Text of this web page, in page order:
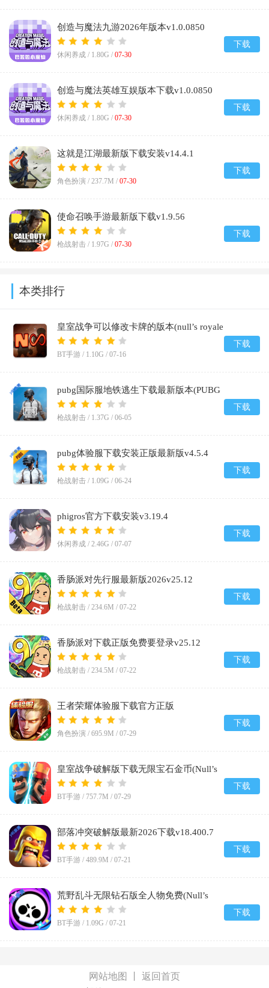
创造与魔法九游2026年版本v1.0.0850
休闲养成 / 1.80G / 07-30
下载
创造与魔法英雄互娱版本下载v1.0.0850
休闲养成 / 1.80G / 07-30
下载
这就是江湖最新版下载安装v14.4.1
角色扮演 / 237.7M / 07-30
下载
使命召唤手游最新版下载v1.9.56
枪战射击 / 1.97G / 07-30
下载
本类排行
皇室战争可以修改卡牌的版本(null’s royale
infinity)v14.593.1
BT手游 / 1.10G / 07-16
下载
pubg国际服地铁逃生下载最新版本(PUBG
MOBILE)v4.5.0
枪战射击 / 1.37G / 06-05
下载
pubg体验服下载安装正版最新版v4.5.4
枪战射击 / 1.09G / 06-24
下载
phigros官方下载安装v3.19.4
休闲养成 / 2.46G / 07-07
下载
香肠派对先行服最新版2026v25.12
枪战射击 / 234.6M / 07-22
下载
香肠派对下载正版免费要登录v25.12
枪战射击 / 234.5M / 07-22
下载
王者荣耀体验服下载官方正版
2026v11.41.1.16
角色扮演 / 695.9M / 07-29
下载
皇室战争破解版下载无限宝石金币(Null’s
Royale)v15.535.13
BT手游 / 757.7M / 07-29
下载
部落冲突破解版最新2026下载v18.400.7
BT手游 / 489.9M / 07-21
下载
荒野乱斗无限钻石版全人物免费(Null’s
Brawl)v68.279
BT手游 / 1.09G / 07-21
下载
网站地图
返回首页